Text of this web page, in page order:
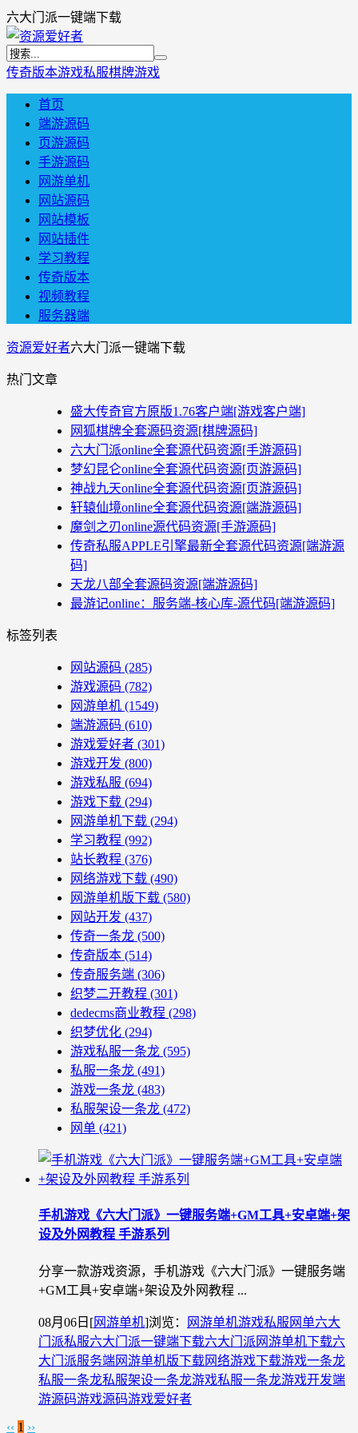
六大门派一键端下载
传奇版本游戏私服棋牌游戏
首页
端游源码
页游源码
手游源码
网游单机
网站源码
网站模板
网站插件
学习教程
传奇版本
视频教程
服务器端
资源爱好者六大门派一键端下载
热门文章
盛大传奇官方原版1.76客户端[游戏客户端]
网狐棋牌全套源码资源[棋牌源码]
六大门派online全套源代码资源[手游源码]
梦幻昆仑online全套源代码资源[页游源码]
神战九天online全套源代码资源[页游源码]
轩辕仙境online全套源代码资源[端游源码]
魔剑之刃online源代码资源[手游源码]
传奇私服APPLE引擎最新全套源代码资源[端游源
码]
天龙八部全套源码资源[端游源码]
最游记online：服务端-核心库-源代码[端游源码]
标签列表
网站源码 (285)
游戏源码 (782)
网游单机 (1549)
端游源码 (610)
游戏爱好者 (301)
游戏开发 (800)
游戏私服 (694)
游戏下载 (294)
网游单机下载 (294)
学习教程 (992)
站长教程 (376)
网络游戏下载 (490)
网游单机版下载 (580)
网站开发 (437)
传奇一条龙 (500)
传奇版本 (514)
传奇服务端 (306)
织梦二开教程 (301)
dedecms商业教程 (298)
织梦优化 (294)
游戏私服一条龙 (595)
私服一条龙 (491)
游戏一条龙 (483)
私服架设一条龙 (472)
网单 (421)
手机游戏《六大门派》一键服务端+GM工具+安卓端+架
设及外网教程 手游系列
分享一款游戏资源，手机游戏《六大门派》一键服务端
+GM工具+安卓端+架设及外网教程 ...
08月06日 [网游单机]浏览： 网游单机游戏私服 网单六大
门派私服六大门派一键端下载六大门派网游单机下载六
大门派服务端网游单机版下载网络游戏下载游戏一条龙
私服一条龙私服架设一条龙游戏私服一条龙游戏开发端
游源码游戏源码游戏爱好者
‹‹ 1 ››